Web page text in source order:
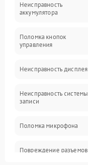
Хранение данных
Управление
ПО
Корпус/Герметичность
Неисправность
аккумулятора
Поломка кнопок
управления
Неисправность дисплея
Неисправность системы
записи
Поломка микрофона
Повреждение разъемов